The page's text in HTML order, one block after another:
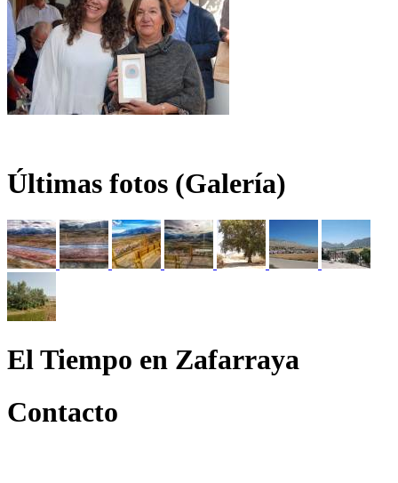
Últimas fotos (Galería)
El Tiempo en Zafarraya
Contacto